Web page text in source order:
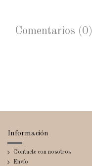
Comentarios (0)
Información
Contacte con nosotros
Envío